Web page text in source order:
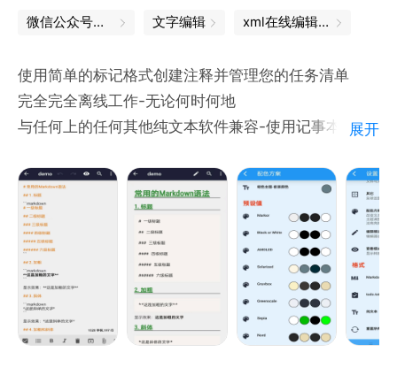
节省设计成本
微信公众号编辑器 文字编辑 xml在线编辑器
使用简单的标记格式创建注释并管理您的任务清单
完全完全离线工作-无论何时何地
与任何上的任何其他纯文本软件兼容-使用记事本或
语法突出显示和格式相关的操作-快速插入图片和待办
事项
以HTML和PDF格式转换，预览和共享文档
笔记本：将所有文档存储在公共文件系统文件夹中
QuickNote：快速访问以保存笔记
展开